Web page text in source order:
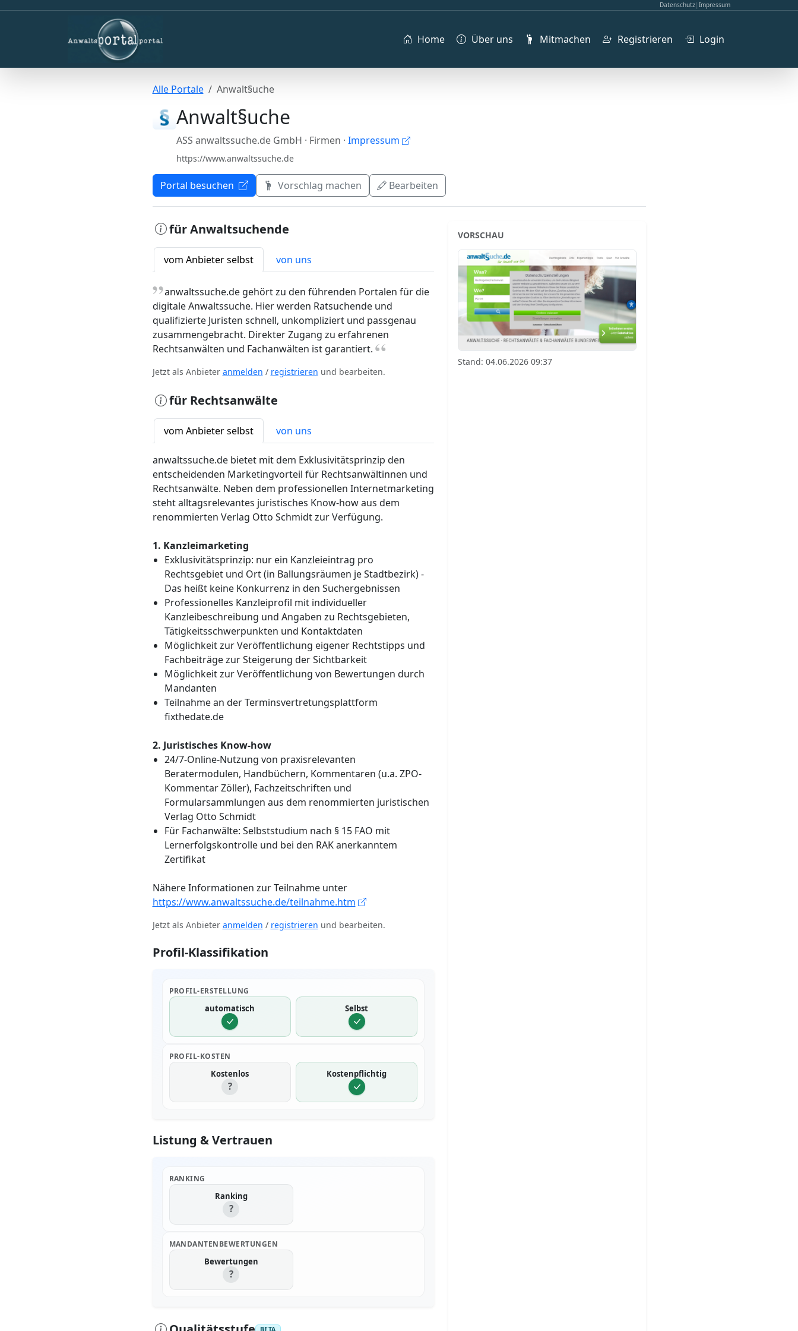
Datenschutz| Impressum
Home Über uns Mitmachen Registrieren Login
Alle Portale Anwalt§uche
Anwalt§uche
ASS anwaltssuche.de GmbH · Firmen · Impressum
https://www.anwaltssuche.de
Portal besuchen Vorschlag machen Bearbeiten
für Anwaltsuchende
vom Anbieter selbst von uns
„anwaltssuche.de gehört zu den führenden Portalen für die
digitale Anwaltssuche. Hier werden Ratsuchende und
qualifizierte Juristen schnell, unkompliziert und passgenau
zusammengebracht. Direkter Zugang zu erfahrenen
Rechtsanwälten und Fachanwälten ist garantiert. “
Jetzt als Anbieter anmelden / registrieren und bearbeiten.
für Rechtsanwälte
vom Anbieter selbst von uns
anwaltssuche.de bietet mit dem Exklusivitätsprinzip den
entscheidenden Marketingvorteil für Rechtsanwältinnen und
Rechtsanwälte. Neben dem professionellen Internetmarketing
steht alltagsrelevantes juristisches Know-how aus dem
renommierten Verlag Otto Schmidt zur Verfügung.
1. Kanzleimarketing
Exklusivitätsprinzip: nur ein Kanzleieintrag pro
Rechtsgebiet und Ort (in Ballungsräumen je Stadtbezirk) -
Das heißt keine Konkurrenz in den Suchergebnissen
Professionelles Kanzleiprofil mit individueller
Kanzleibeschreibung und Angaben zu Rechtsgebieten,
Tätigkeitsschwerpunkten und Kontaktdaten
Möglichkeit zur Veröffentlichung eigener Rechtstipps und
Fachbeiträge zur Steigerung der Sichtbarkeit
Möglichkeit zur Veröffentlichung von Bewertungen durch
Mandanten
Teilnahme an der Terminsvertretungsplattform
fixthedate.de
2. Juristisches Know-how
24/7-Online-Nutzung von praxisrelevanten
Beratermodulen, Handbüchern, Kommentaren (u.a. ZPO-
Kommentar Zöller), Fachzeitschriften und
Formularsammlungen aus dem renommierten juristischen
Verlag Otto Schmidt
Für Fachanwälte: Selbststudium nach § 15 FAO mit
Lernerfolgskontrolle und bei den RAK anerkanntem
Zertifikat
Nähere Informationen zur Teilnahme unter
https://www.anwaltssuche.de/teilnahme.htm
Jetzt als Anbieter anmelden / registrieren und bearbeiten.
Profil-Klassifikation
PROFIL-ERSTELLUNG
automatisch Selbst
PROFIL-KOSTEN
Kostenlos
?
Kostenpflichtig
Listung & Vertrauen
RANKING
Ranking
?
MANDANTENBEWERTUNGEN
Bewertungen
?
BETA
VORSCHAU
Stand: 04.06.2026 09:37